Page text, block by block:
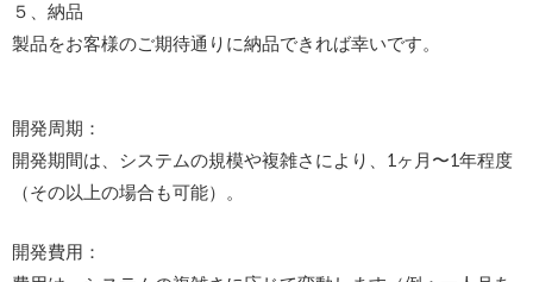
５、納品
製品をお客様のご期待通りに納品できれば幸いです。
開発周期：
開発期間は、システムの規模や複雑さにより、1ヶ月〜1年程度
（その以上の場合も可能）。
開発費用：